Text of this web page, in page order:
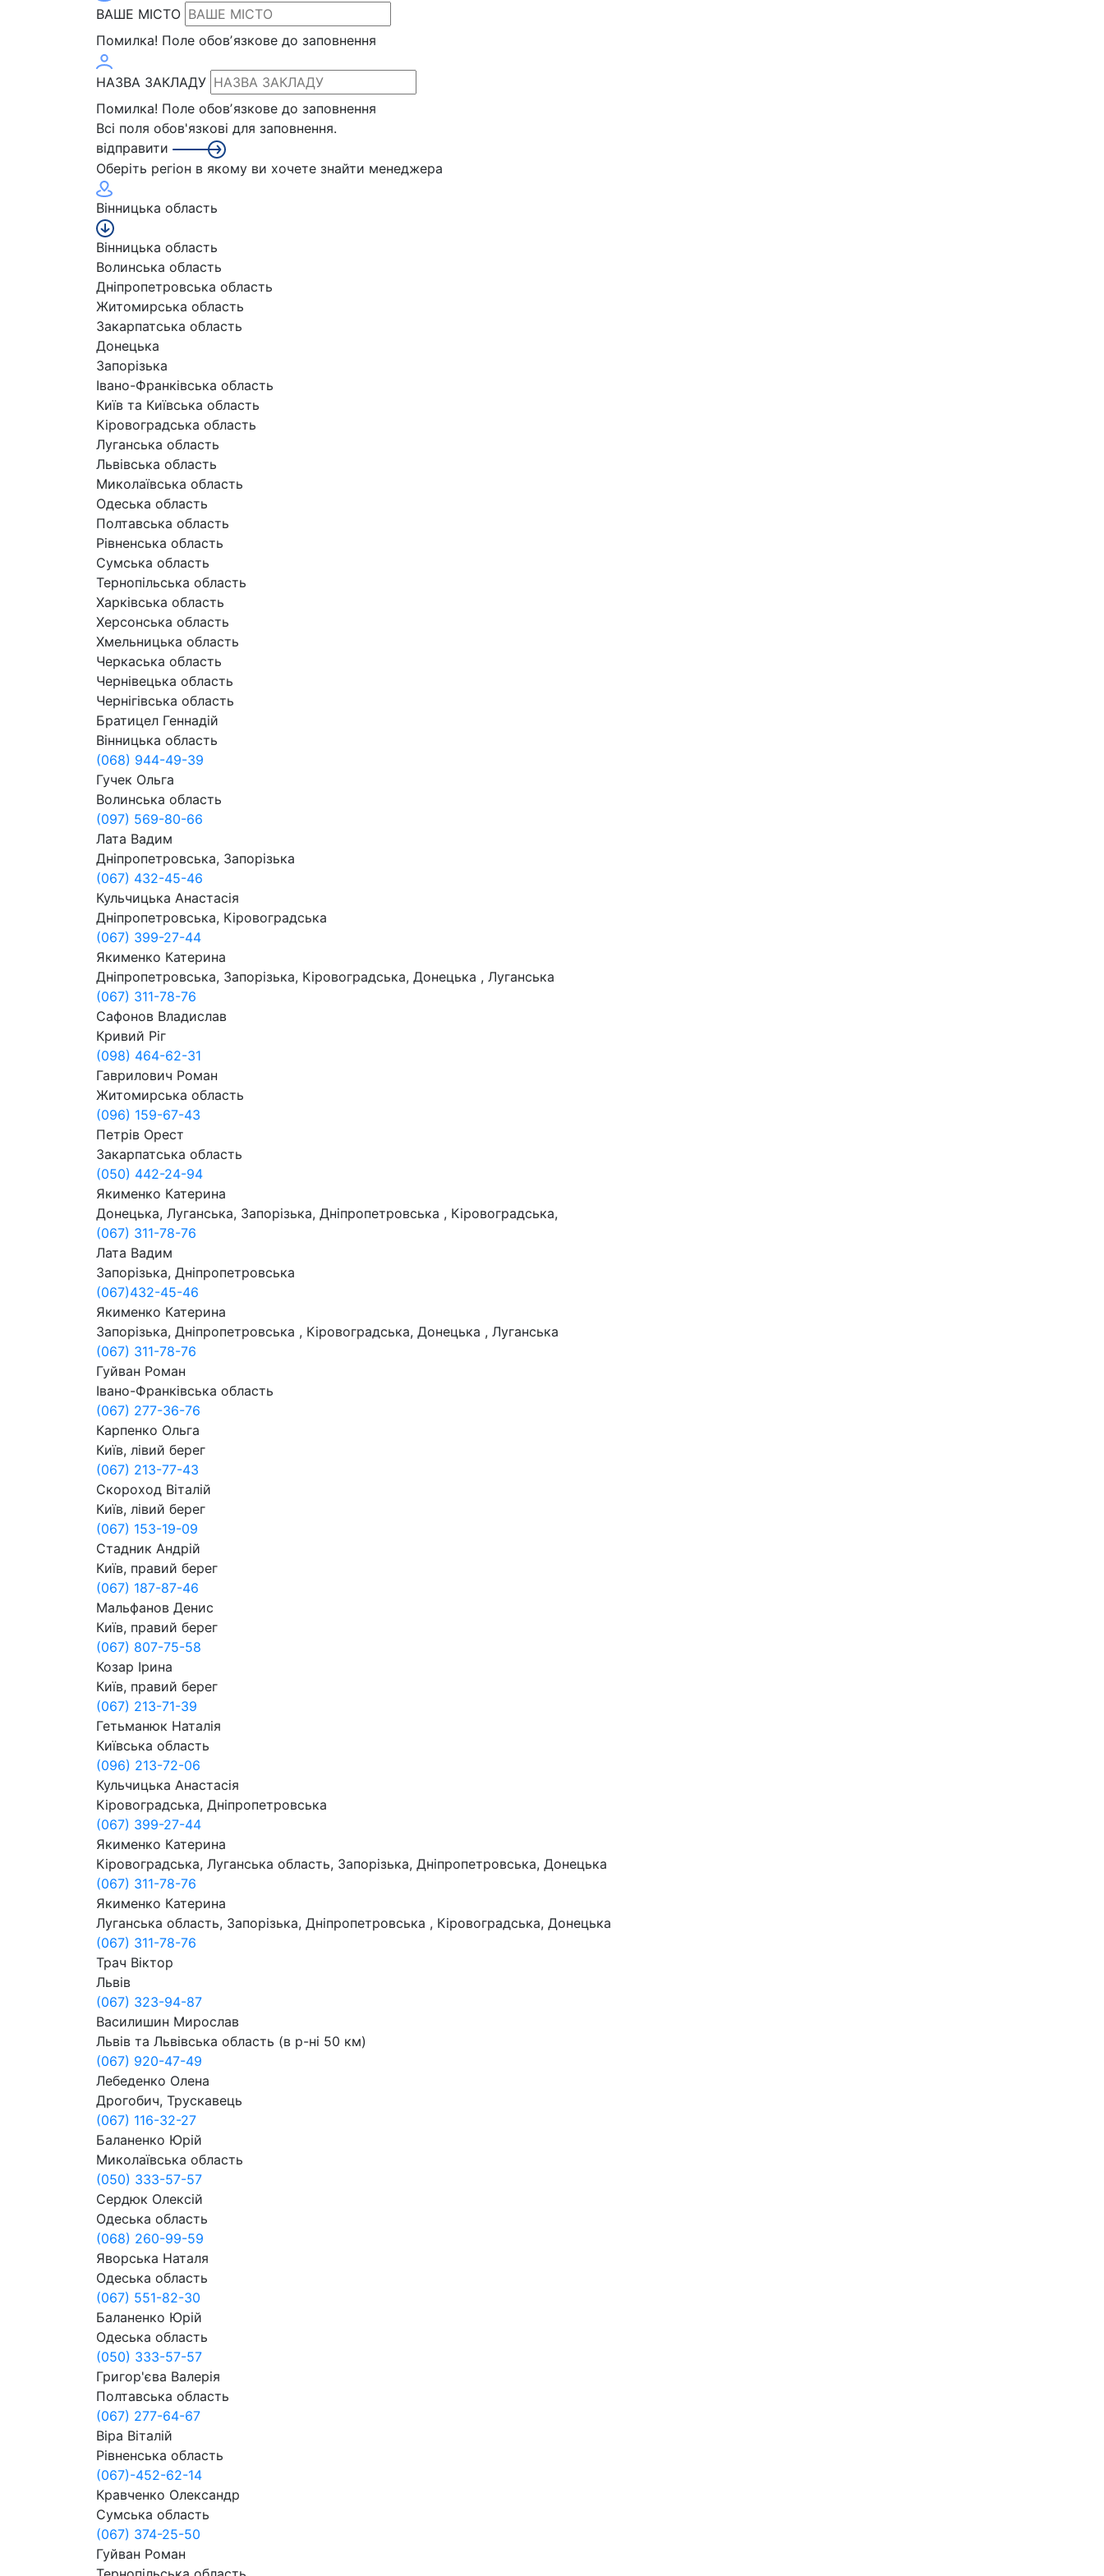
ВАШЕ МІСТО
Помилка! Поле обовʼязкове до заповнення
НАЗВА ЗАКЛАДУ
Помилка! Поле обовʼязкове до заповнення
Всі поля обов'язкові для заповнення.
відправити
Оберіть регіон в якому ви хочете знайти менеджера
Вінницька область
Вінницька область
Волинська область
Дніпропетровська область
Житомирська область
Закарпатська область
Донецька
Запорізька
Івано-Франківська область
Київ та Київська область
Кіровоградська область
Луганська область
Львівська область
Миколаївська область
Одеська область
Полтавська область
Рівненська область
Сумська область
Тернопільська область
Харківська область
Херсонська область
Хмельницька область
Черкаська область
Чернівецька область
Чернігівська область
Братицел Геннадій
Вінницька область
(068) 944-49-39
Гучек Ольга
Волинська область
(097) 569-80-66
Лата Вадим
Дніпропетровська, Запорізька
(067) 432-45-46
Кульчицька Анастасія
Дніпропетровська, Кіровоградська
(067) 399-27-44
Якименко Катерина
Дніпропетровська, Запорізька, Кіровоградська, Донецька , Луганська
(067) 311-78-76
Сафонов Владислав
Кривий Ріг
(098) 464-62-31
Гаврилович Роман
Житомирська область
(096) 159-67-43
Петрів Орест
Закарпатська область
(050) 442-24-94
Якименко Катерина
Донецька, Луганська, Запорізька, Дніпропетровська , Кіровоградська,
(067) 311-78-76
Лата Вадим
Запорізька, Дніпропетровська
(067)432-45-46
Якименко Катерина
Запорізька, Дніпропетровська , Кіровоградська, Донецька , Луганська
(067) 311-78-76
Гуйван Роман
Івано-Франківська область
(067) 277-36-76
Карпенко Ольга
Київ, лівий берег
(067) 213-77-43
Скороход Віталій
Київ, лівий берег
(067) 153-19-09
Стадник Андрій
Київ, правий берег
(067) 187-87-46
Мальфанов Денис
Київ, правий берег
(067) 807-75-58
Козар Ірина
Київ, правий берег
(067) 213-71-39
Гетьманюк Наталія
Київська область
(096) 213-72-06
Кульчицька Анастасія
Кіровоградська, Дніпропетровська
(067) 399-27-44
Якименко Катерина
Кіровоградська, Луганська область, Запорізька, Дніпропетровська, Донецька
(067) 311-78-76
Якименко Катерина
Луганська область, Запорізька, Дніпропетровська , Кіровоградська, Донецька
(067) 311-78-76
Трач Віктор
Львів
(067) 323-94-87
Василишин Мирослав
Львів та Львівська область (в р-ні 50 км)
(067) 920-47-49
Лебеденко Олена
Дрогобич, Трускавець
(067) 116-32-27
Баланенко Юрій
Миколаївська область
(050) 333-57-57
Сердюк Олексій
Одеська область
(068) 260-99-59
Яворська Наталя
Одеська область
(067) 551-82-30
Баланенко Юрій
Одеська область
(050) 333-57-57
Григор'єва Валерія
Полтавська область
(067) 277-64-67
Віра Віталій
Рівненська область
(067)-452-62-14
Кравченко Олександр
Сумська область
(067) 374-25-50
Гуйван Роман